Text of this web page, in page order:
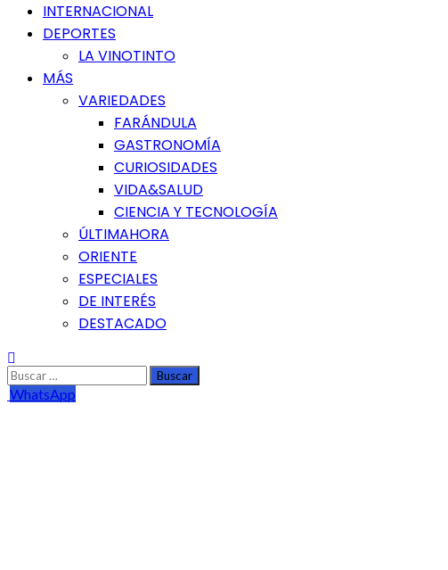
INTERNACIONAL
DEPORTES
LA VINOTINTO
MÁS
VARIEDADES
FARÁNDULA
GASTRONOMÍA
CURIOSIDADES
VIDA&SALUD
CIENCIA Y TECNOLOGÍA
ÚLTIMAHORA
ORIENTE
ESPECIALES
DE INTERÉS
DESTACADO
Buscar:
WhatsApp